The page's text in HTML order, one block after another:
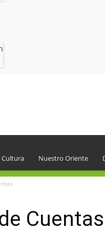
Cultura Nuestro Oriente
Cuentas